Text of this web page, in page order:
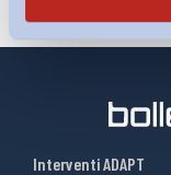
Interventi ADAPT